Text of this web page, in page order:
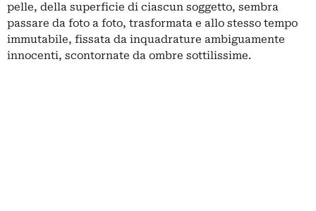
pelle, della superficie di ciascun soggetto, sembra
passare da foto a foto, trasformata e allo stesso tempo
immutabile, fissata da inquadrature ambiguamente
innocenti, scontornate da ombre sottilissime.